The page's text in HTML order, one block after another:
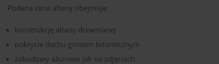
Podana cena altany obejmuje:
konstrukcję altany drewnianej
pokrycie dachu gontem bitumicznym
zabudowy ażurowe jak na zdjęciach